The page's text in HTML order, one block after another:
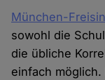
München-
sowohl die
die übliche
einfach möglich.